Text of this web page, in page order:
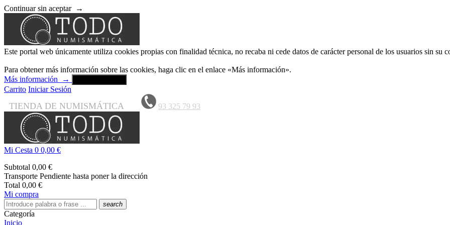
Continuar sin aceptar →
Este portal web únicamente utiliza cookies propias con finalidad técnica, no recaba ni cede datos de carácter personal de los usuarios sin su
Para obtener más información sobre las cookies, haga clic en el enlace «Más información».
Más información
→
Carrito Iniciar Sesión
TIENDA DE NUMISMÁTICA 93 325 79 93
Mi Cesta 0 0,00 €
Subtotal 0,00 €
Transporte Pendiente hasta poner la dirección
Total 0,00 €
Mi compra
search
Categoría
Inicio